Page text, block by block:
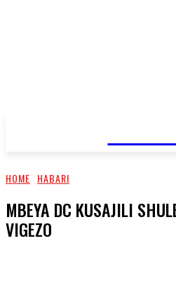
HOME HABARI
MBEYA DC KUSAJILI
VIGEZO